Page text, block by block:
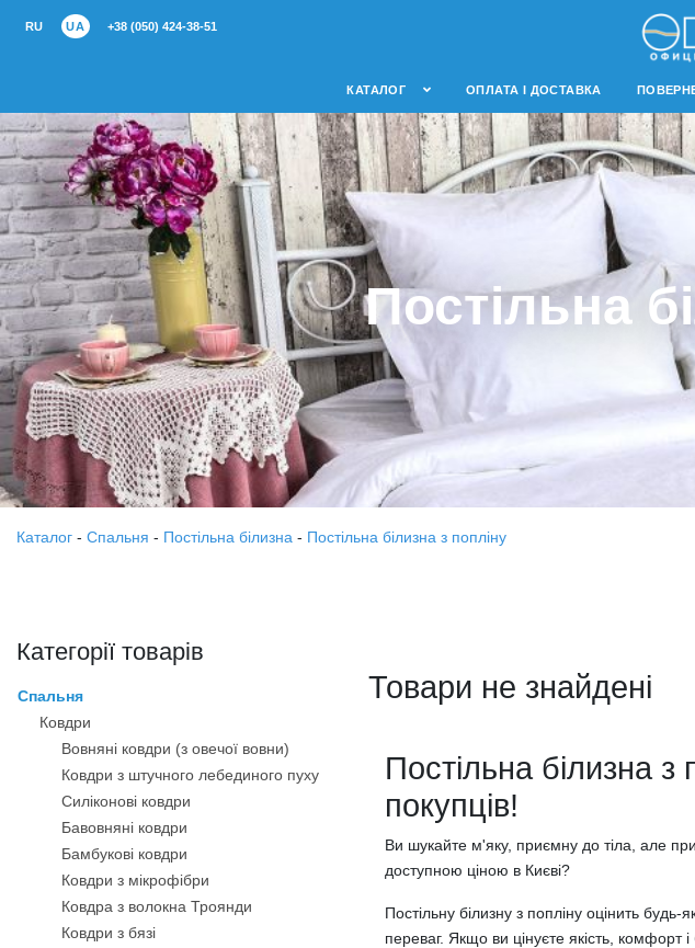
RU UA +38 (050) 424-38-51
КАТАЛОГ ОПЛАТА І ДОСТАВКА
Постільна
Каталог - Спальня - Постільна білизна - Постільна білизна з попліну
Категорії товарів
Спальня
Ковдри
Вовняні ковдри (з овечої вовни)
Ковдри з штучного лебединого пуху
Силіконові ковдри
Бавовняні ковдри
Бамбукові ковдри
Ковдри з мікрофібри
Ковдра з волокна Троянди
Ковдри з бязі
Товари не знайдені
Постільна білизна
покупців!
Ви шукайте м'яку, приємну до тіла, але
доступною ціною в Києві?
Постільну білизну з попліну оцінить
переваг. Якщо ви цінуєте якість, комфорт